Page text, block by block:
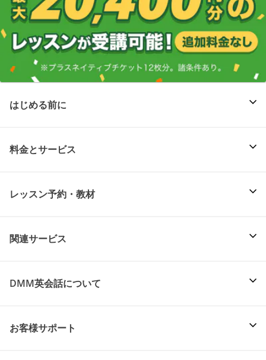
はじめる前に
料金とサービス
レッスン予約・教材
関連サービス
DMM英会話について
お客様サポート